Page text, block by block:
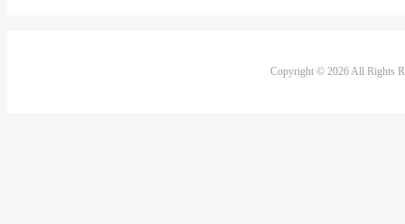
Copyright © 2026 All Rights